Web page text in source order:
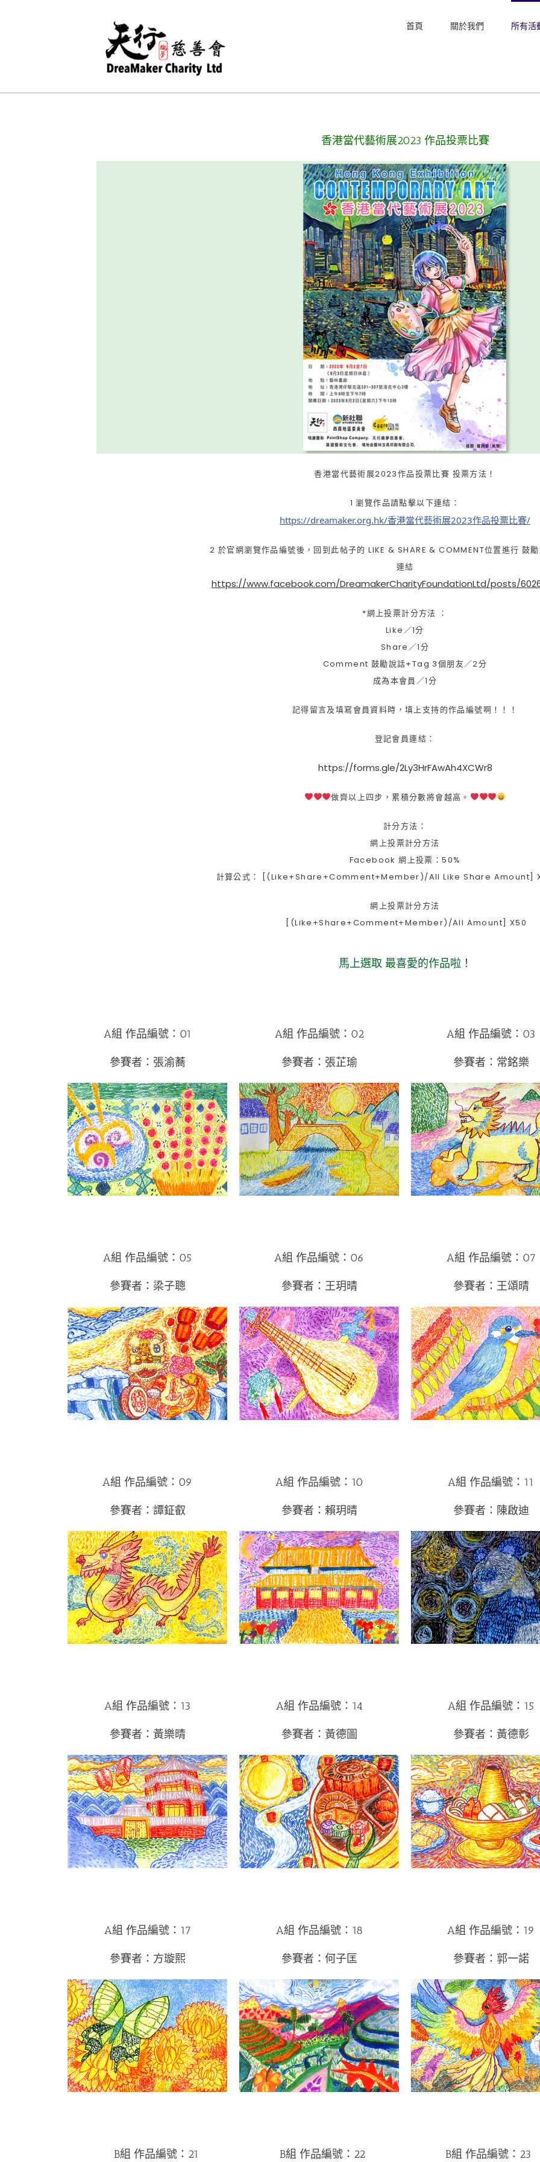
首頁 關於我們 所有活
香港當代藝術展2023 作品投票比賽
香港當代藝術展2023作品投票比賽 投票方法！
1 瀏覽作品請點擊以下連結：
https://dreamaker.org.hk/香港當代藝術展2023作品投票比賽/
2 於官網瀏覽作品編號後，回到此帖子的 LIKE & SHARE & COMMENT位置進行 鼓勵
連結
https://www.facebook.com/DreamakerCharityFoundationLtd/posts/
*網上投票計分方法 ：
Like／1分
Share／1分
Comment 鼓勵說話+Tag 3個朋友／2分
成為本會員／1分
記得留言及填寫會員資料時，填上支持的作品編號啊！！！
登記會員連結：
https://forms.gle/2Ly3HrFAwAh4XCWr8
做齊以上四步，累積分數將會越高。
計分方法：
網上投票計分方法
Facebook 網上投票：50%
計算公式： [(Like+Share+Comment+Member)/All Like Share Amount]
網上投票計分方法
[(Like+Share+Comment+Member)/All Amount] X50
馬上選取 最喜愛的作品啦！
A組 作品編號：01
參賽者：張渝蕎
A組 作品編號：02
參賽者：張芷瑜
A組 作品編號：03
參賽者：常銘樂
A組 作品編號：05
參賽者：梁子聰
A組 作品編號：06
參賽者：王玥晴
A組 作品編號：07
參賽者：王頌晴
A組 作品編號：09
參賽者：譚鉦叡
A組 作品編號：10
參賽者：賴玥晴
A組 作品編號：11
參賽者：陳啟迪
A組 作品編號：13
參賽者：黃樂晴
A組 作品編號：14
參賽者：黃德圖
A組 作品編號：15
參賽者：黃德彰
A組 作品編號：17
參賽者：方璇熙
A組 作品編號：18
參賽者：何子匡
A組 作品編號：19
參賽者：郭一諾
B組 作品編號：21 B組 作品編號：22 B組 作品編號：23